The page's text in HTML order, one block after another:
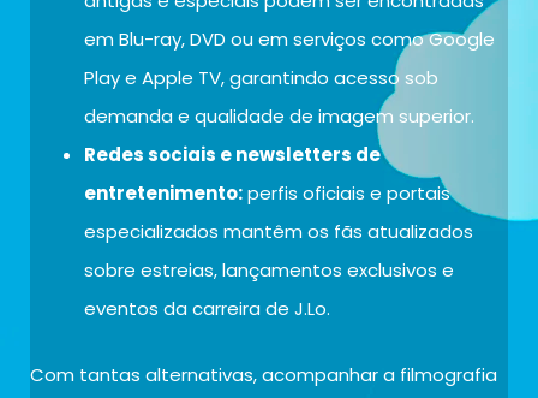
em Blu-ray, DVD ou em serviços como Google
Play e Apple TV, garantindo acesso sob
demanda e qualidade de imagem superior.
Redes sociais e newsletters de
entretenimento:perfis oficiais e portais
especializados mantêm os fãs atualizados
sobre estreias, lançamentos exclusivos e
eventos da carreira de J.Lo.
Com tantas alternativas, acompanhar a filmografia